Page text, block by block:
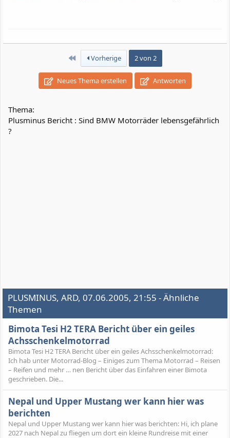
ErsteVorherige 2 von 2
Neues Thema erstellen Antworten
Thema:
Plusminus Bericht : Sind BMW Motorräder lebensgefährlich
?
PLUSMINUS, ARD, 07.06.2005, 21:55 - Ähnliche
Themen
Bimota Tesi H2 TERA Bericht über ein geiles
Achsschenkelmotorrad
Bimota Tesi H2 TERA Bericht über ein geiles Achsschenkelmotorrad:
Ich hab unter Motorrad-Blog – Einiges zum Thema Motorrad – Reisen
– Reifen und mehr … nen Bericht über das Einfahren einer Bimota
geschrieben. Die...
Nepal und Upper Mustang wer kann hier was
berichten
Nepal und Upper Mustang wer kann hier was berichten: Hi, ich plane
2027 nach Nepal zu fliegen um dort ein kleine Rundreise mit einer